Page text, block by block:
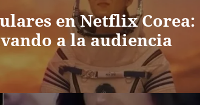
en Netflix Corea:
a la audiencia